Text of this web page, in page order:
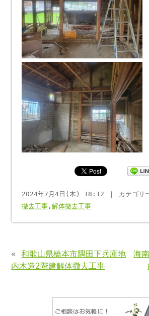
2024年7月4日(木) 18:12 ｜ カテゴリ
撤去工事 ,解体撤去工事
«和歌山県橋本市隅田下兵庫地
内木造2階建解体撤去工事
海